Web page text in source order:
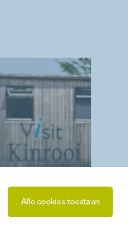
Alle cookies toestaan